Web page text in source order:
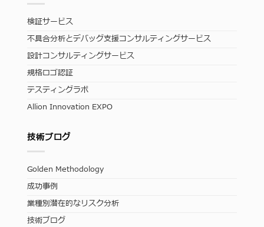
検証サービス
不具合分析とデバッグ支援コンサルティングサービス
設計コンサルティングサービス
規格ロゴ認証
テスティングラボ
Allion Innovation EXPO
技術ブログ
Golden Methodology
成功事例
業種別潜在的なリスク分析
技術ブログ